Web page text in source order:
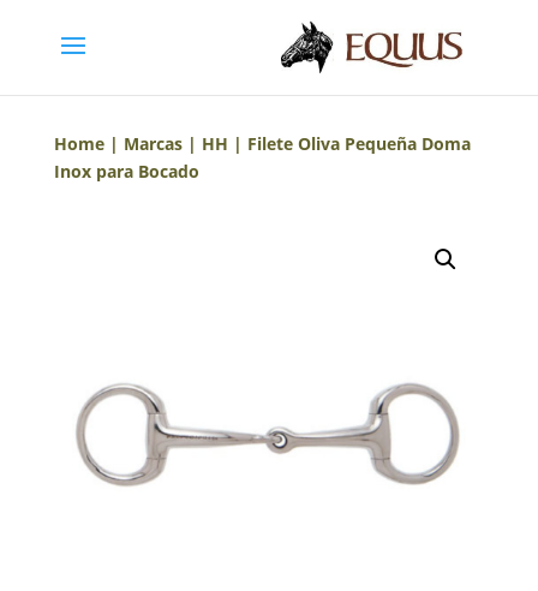
Home| Marcas| HH | Filete Oliva Pequeña Doma
Inox para Bocado